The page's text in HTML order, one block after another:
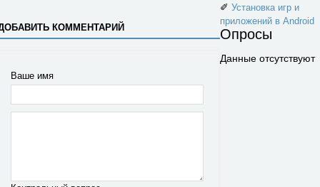
КОММЕНТАРИЙ
Ваше имя
✐ Установка игр и
приложений в Android
Опросы
Данные отсутствуют